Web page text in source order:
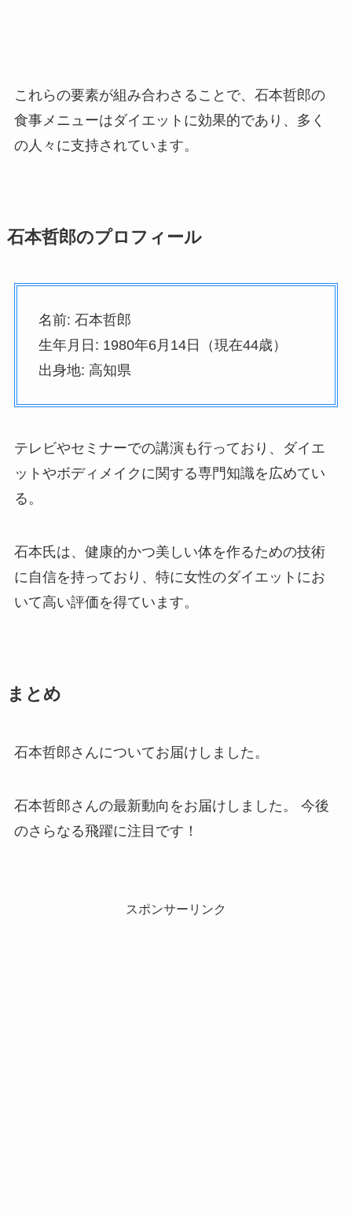
これらの要素が組み合わさることで、石本哲郎の
食事メニューはダイエットに効果的であり、多く
の人々に支持されています。
石本哲郎のプロフィール
名前: 石本哲郎
生年月日: 1980年6月14日（現在44歳）
出身地: 高知県
テレビやセミナーでの講演も行っており、ダイエ
ットやボディメイクに関する専門知識を広めてい
る。
石本氏は、健康的かつ美しい体を作るための技術
に自信を持っており、特に女性のダイエットにお
いて高い評価を得ています。
まとめ
石本哲郎さんについてお届けしました。
石本哲郎さんの最新動向をお届けしました。 今後
のさらなる飛躍に注目です！
スポンサーリンク